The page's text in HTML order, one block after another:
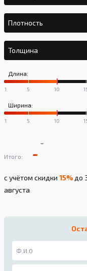
Плотность
Толщина
Длина:
Ширина:
Итого: -
-
с учётом скидки 15% до
августа